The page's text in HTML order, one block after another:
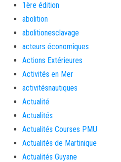
1ère édition
abolition
abolitionesclavage
acteurs économiques
Actions Extérieures
Activités en Mer
activitésnautiques
Actualité
Actualités
Actualités Courses PMU
Actualités de Martinique
Actualités Guyane